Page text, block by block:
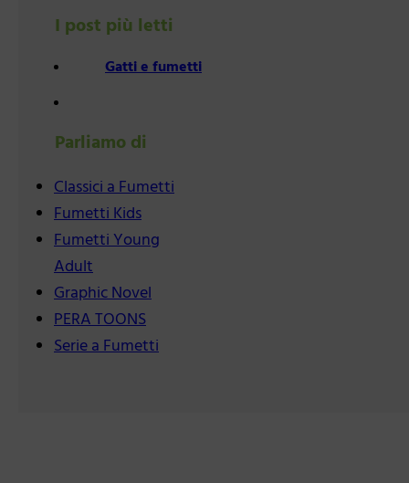
I post più letti
Gatti e fumetti
Parliamo di
Classici a Fumetti
Fumetti Kids
Fumetti Young
Adult
Graphic Novel
PERA TOONS
Serie a Fumetti